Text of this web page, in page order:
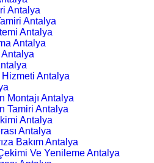
Antalya
Antalya
Antalya
Antalya
Antalya
Antalya
Montajı Antalya
Tamiri Antalya
Antalya
Antalya
Bakım Antalya
Ve Yenileme Antalya